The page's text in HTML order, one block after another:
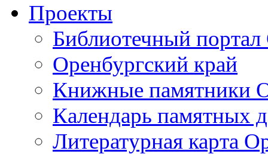
Проекты
Библиотечный портал
Оренбургский край
Книжные памятники
Календарь памятных
Литературная карта